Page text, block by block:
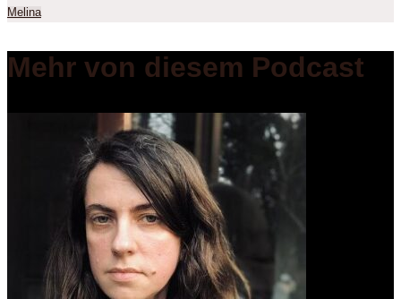
Melina
Mehr von diesem Podcast